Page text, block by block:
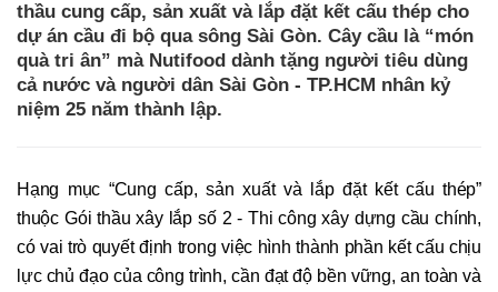
thầu cung cấp, sản xuất và lắp đặt kết cấu thép cho
dự án cầu đi bộ qua sông Sài Gòn. Cây cầu là “món
quà tri ân” mà Nutifood dành tặng người tiêu dùng
cả nước và người dân Sài Gòn - TP.HCM nhân kỷ
niệm 25 năm thành lập.
Hạng mục “Cung cấp, sản xuất và lắp đặt kết cấu thép”
thuộc Gói thầu xây lắp số 2 - Thi công xây dựng cầu chính,
có vai trò quyết định trong việc hình thành phần kết cấu chịu
lực chủ đạo của công trình, cần đạt độ bền vững, an toàn và